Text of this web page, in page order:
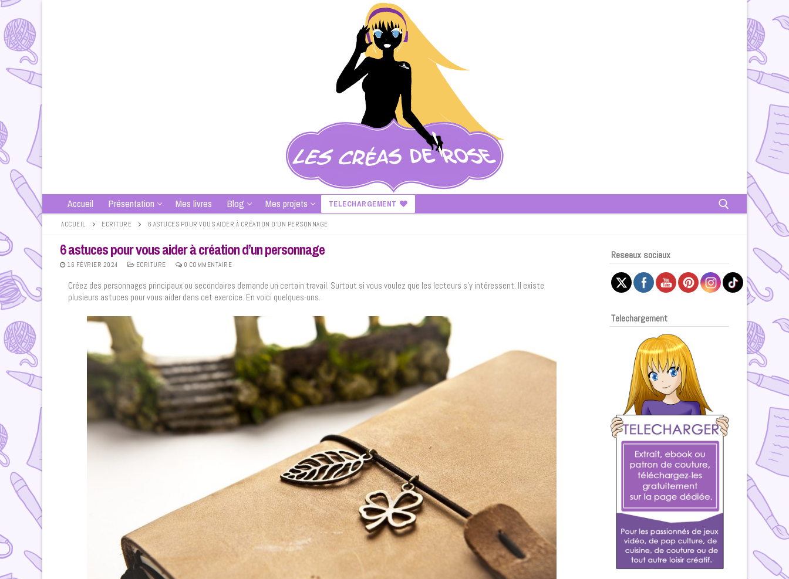
Accueil Présentation Mes livres Blog Mes projets TELECHARGEMENT
ACCUEIL ECRITURE 6 ASTUCES POUR VOUS AIDER À CRÉATION D’UN PERSONNAGE
6 astuces pour vous aider à création d’un personnage
16 FÉVRIER 2024 ECRITURE 0 COMMENTAIRE
Créez des personnages principaux ou secondaires demande un certain travail. Surtout si vous voulez que les lecteurs s’y intéressent. Il existe
plusieurs astuces pour vous aider dans cet exercice. En voici quelques-uns.
Reseaux sociaux
Telechargement